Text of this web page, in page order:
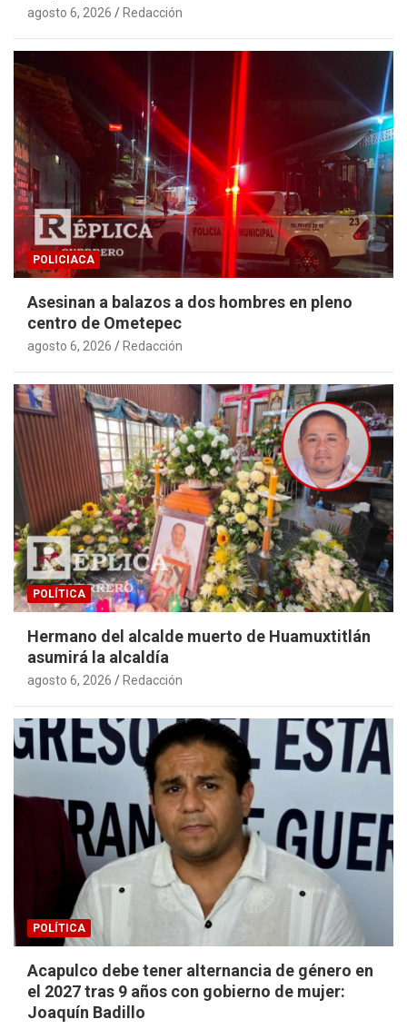
agosto 6, 2026 Redacción
POLICIACA
Asesinan a balazos a dos hombres en pleno
centro de Ometepec
agosto 6, 2026 Redacción
POLÍTICA
Hermano del alcalde muerto de Huamuxtitlán
asumirá la alcaldía
agosto 6, 2026 Redacción
POLÍTICA
Acapulco debe tener alternancia de género en
el 2027 tras 9 años con gobierno de mujer:
Joaquín Badillo